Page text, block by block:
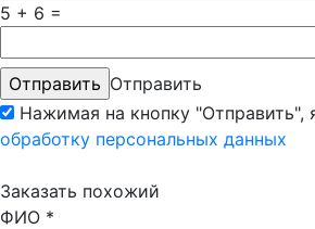
5 + 6 =
Отправить
Нажимая на кнопку "Отправить",
обработку персональных данных
Заказать похожий
ФИО *